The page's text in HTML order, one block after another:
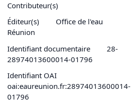
Contributeur(s)
Éditeur(s)
Office de l'eau
Réunion
Identifiant documentaire
28-
28974013600014-01796
Identifiant OAI
oai:eaureunion.fr:28974013600014-
01796